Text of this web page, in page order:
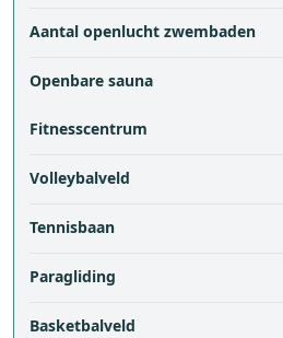
Aantal openlucht zwembaden
Openbare sauna
Fitnesscentrum
Volleybalveld
Tennisbaan
Paragliding
Basketbalveld